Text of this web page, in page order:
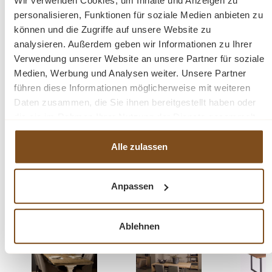
personalisieren, Funktionen für soziale Medien anbieten zu
können und die Zugriffe auf unsere Website zu
analysieren. Außerdem geben wir Informationen zu Ihrer
Verwendung unserer Website an unsere Partner für soziale
Medien, Werbung und Analysen weiter. Unsere Partner
führen diese Informationen möglicherweise mit weiteren
Daten zusammen, die Sie ihnen bereitgestellt haben oder
haben.
Alle zulassen
Anpassen
Ablehnen
Der Tisch ist in verschiedenen Größen und in
Schwarz oder Natur erhältlich.
Fragen zum Produkt?
Menü schließen
180-240 cm Mango Holz Metallbeine"
gefertigt und steht auf stabilen Metallbeine. Der
Tisch hat abgerundete Ecken, was der Tischplatte
eine Bootsform verleiht. Das Oberteil hat ein
Fischgrätenmuster, das ihm einen modernen und
luxuriösen Look verleiht. Kombinieren Sie den Tisch
Produktgalerie überspringen
Ähnliche Produkte
Tipp Tipp Tipp